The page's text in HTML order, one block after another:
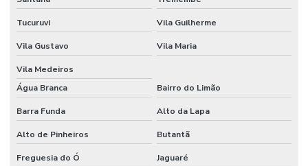
Equipamentos para laboratório de química
Equipamentos de laboratório de química banho maria
Espátula para laboratório
Espátula para laboratório de química
Espectrofotômetro análise de água
Espectrofotômetro comprar
Estufa de secagem digital
Tucuruvi Vila Guilherme
Vila Gustavo Vila Maria
Vila Medeiros
Água Branca
Bairro do Limão
Barra Funda Alto da Lapa
Alto de Pinheiros Butantã
Freguesia do Ó Jaguaré